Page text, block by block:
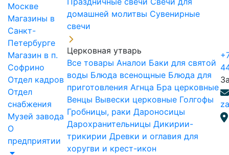
Москве
Магазины в
Санкт-
Петербурге
Магазин в п.
Софрино
Отдел кадров
Отдел
снабжения
Музей завода
О
предприятии
домашней молитвы Сувенирные
свечи
Церковная утварь
Все товары Аналои Баки для святой
воды Блюда всенощные Блюда для
приготовления Агнца Бра церковные
Венцы Вывески церковные Голгофы
Гробницы, раки Дароносицы
Дарохранительницы Дикирии-
трикирии Древки и оглавия для
хоругви и крест-икон